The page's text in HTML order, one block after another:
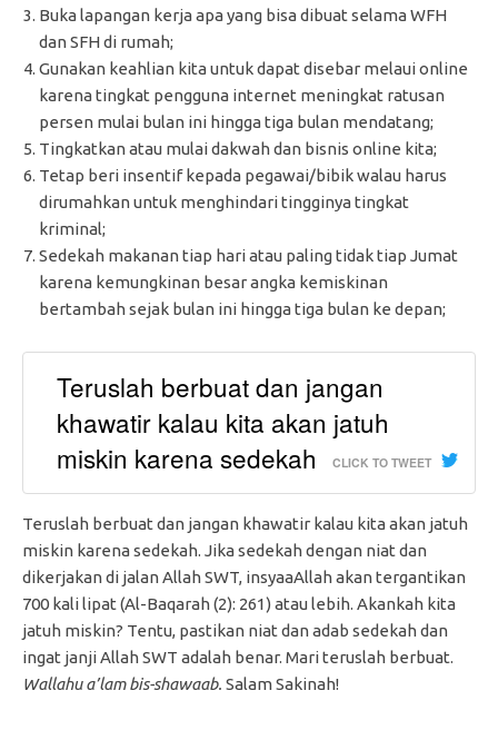
Buka lapangan kerja apa yang bisa dibuat selama WFH
dan SFH di rumah;
Gunakan keahlian kita untuk dapat disebar melaui online
karena tingkat pengguna internet meningkat ratusan
persen mulai bulan ini hingga tiga bulan mendatang;
Tingkatkan atau mulai dakwah dan bisnis online kita;
Tetap beri insentif kepada pegawai/bibik walau harus
dirumahkan untuk menghindari tingginya tingkat
kriminal;
Sedekah makanan tiap hari atau paling tidak tiap Jumat
karena kemungkinan besar angka kemiskinan
bertambah sejak bulan ini hingga tiga bulan ke depan;
Teruslah berbuat dan jangan
khawatir kalau kita akan jatuh
miskin karena sedekah
CLICK TO TWEET
Teruslah berbuat dan jangan khawatir kalau kita akan jatuh
miskin karena sedekah. Jika sedekah dengan niat dan
dikerjakan di jalan Allah SWT, insyaaAllah akan tergantikan
700 kali lipat (Al-Baqarah (2): 261) atau lebih. Akankah kita
jatuh miskin? Tentu, pastikan niat dan adab sedekah dan
ingat janji Allah SWT adalah benar. Mari teruslah berbuat.
Wallahu a’lam bis-shawaab. Salam Sakinah!